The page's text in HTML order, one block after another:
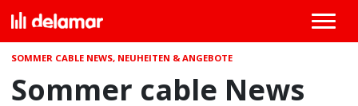
SOMMER CABLE NEWS, NEUHEITEN & ANGEBOTE
Sommer cable News